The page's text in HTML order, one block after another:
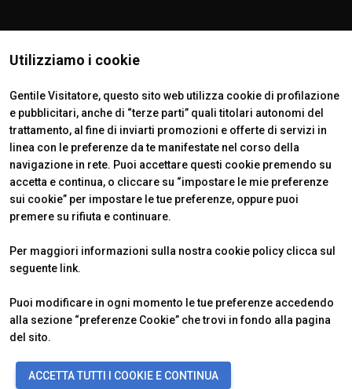
Utilizziamo i cookie
Gentile Visitatore, questo sito web utilizza cookie di profilazione
e pubblicitari, anche di “terze parti” quali titolari autonomi del
trattamento, al fine di inviarti promozioni e offerte di servizi in
linea con le preferenze da te manifestate nel corso della
navigazione in rete. Puoi accettare questi cookie premendo su
accetta e continua, o cliccare su “impostare le mie preferenze
sui cookie” per impostare le tue preferenze, oppure puoi
premere su rifiuta e continuare.
Per maggiori informazioni sulla nostra cookie policy clicca sul
seguente link.
Puoi modificare in ogni momento le tue preferenze accedendo
alla sezione “preferenze Cookie” che trovi in fondo alla pagina
del sito.
ACCETTA TUTTI I COOKIE E CONTINUA
ISTITUTI CERTIFICATORI
© 2026ITALIAN EXHIBITION GROUP SpA - Via Emilia 155, 47921 Rimini
(Italy) - Registro Imprese Rimini e C.F./P.I. 00139440408 - Cap. Soc.